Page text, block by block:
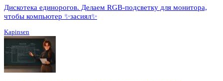
Дискотека единорогов. Делаем RGB-подсветку для монитора,
чтобы компьютер ✨засиял✨
Kapinsen